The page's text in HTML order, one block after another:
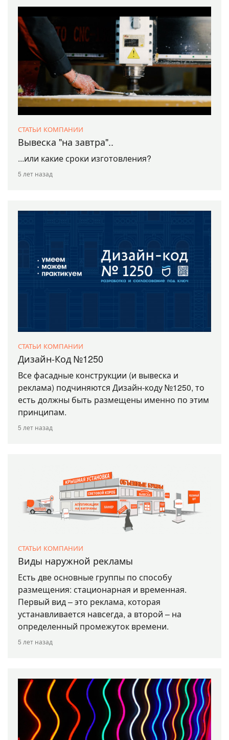
СТАТЬИ КОМПАНИИ
Вывеска "на завтра"..
...или какие сроки изготовления?
5 лет назад
СТАТЬИ КОМПАНИИ
Дизайн-Код №1250
Все фасадные конструкции (и вывеска и
реклама) подчиняются Дизайн-коду №1250, то
есть должны быть размещены именно по этим
принципам.
5 лет назад
СТАТЬИ КОМПАНИИ
Виды наружной рекламы
Есть две основные группы по способу
размещения: стационарная и временная.
Первый вид – это реклама, которая
устанавливается навсегда, а второй – на
определенный промежуток времени.
5 лет назад